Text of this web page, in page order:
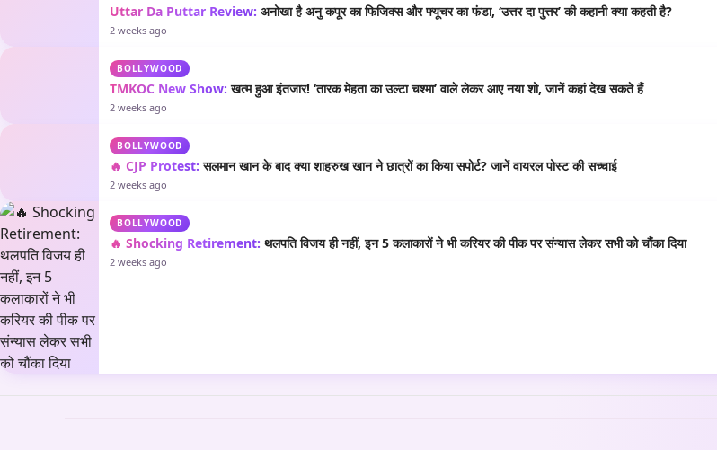
Uttar Da Puttar Review: अनोखा है अनु कपूर का फिजिक्स और फ्यूचर का फंडा, ‘उत्तर दा पुत्तर’ की कहानी क्या कहती है?
2 weeks ago
BOLLYWOOD
TMKOC New Show: खत्म हुआ इंतजार! ‘तारक मेहता का उल्टा चश्मा’ वाले लेकर आए नया शो, जानें कहां देख सकते हैं
2 weeks ago
BOLLYWOOD
🔥 CJP Protest: सलमान खान के बाद क्या शाहरुख खान ने छात्रों का किया सपोर्ट? जानें वायरल पोस्ट की सच्चाई
2 weeks ago
BOLLYWOOD
🔥 Shocking Retirement: थलपति विजय ही नहीं, इन 5 कलाकारों ने भी करियर की पीक पर संन्यास लेकर सभी को चौंका दिया
2 weeks ago